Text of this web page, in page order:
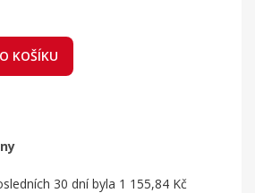
KOŠÍKU
30 dní byla 1 155,84 Kč